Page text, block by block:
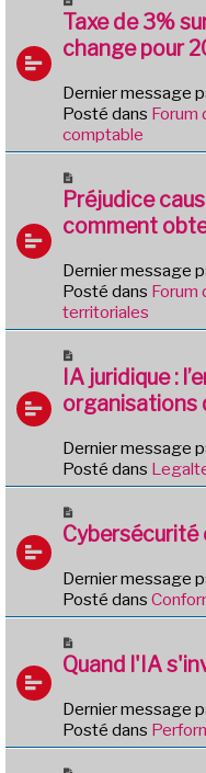
e
s
s
g
e
o
u
v
a
u
m
s
a
e
Taxe de 3%
change pour
Dernier message
Posté dans Forum
comptable
o
u
v
a
u
m
s
a
e
Préjudice
comment
Dernier message
Posté dans Forum
territoriales
o
u
v
a
u
s
a
g
e
IA juridique :
organisations
Dernier message
Posté dans
o
u
v
e
a
m
e
s
a
Dernier message
Posté dans
o
u
v
e
a
Quand l'IA
Dernier message
Posté dans